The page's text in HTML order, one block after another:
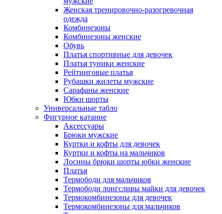
Женская тренировочно-разогревочная
одежда
Комбинезоны
Комбинезоны женские
Обувь
Платья спортивные для девочек
Платья туники женские
Рейтинговые платья
Рубашки жилеты мужские
Сарафаны женские
Юбки шорты
Универсальные табло
Фигурное катание
Аксессуары
Брюки мужские
Куртки и кофты для девочек
Куртки и кофты на мальчиков
Лосины брюки шорты юбки женские
Платья
Термободи для мальчиков
Термободи лонгсливы майки для девочек
Термокомбинезоны для девочек
Термокомбинезоны для мальчиков